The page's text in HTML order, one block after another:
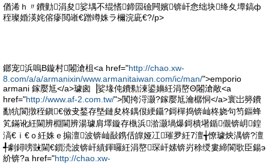
偤浠ｈ〃鐨勭涓夋娑堣不绲愭鍗囩礆闁嬪锛屽悆绌块绛夊墰鎬ф
秷璨婚渶姹傛瘮閲嶉€蹭竴姝ラ檷浣庛€?/p>
鎯宠浜嗚В鏇村闂滄柤<a href="http://chao.xw-
8.com/a/a/armanixin/www.armanitaiwan.com/ic/man/">emporio
armani 鎵嬮尪</a>璩囪▕娑堟伅鐨勬湅鍙嬶紝涓嶅Θ闂滄敞<a
href="http://www.af-2.com.tw/">闃挎浖灏?鎵嬮尪瀹樼恫</a>寰岀簩鐨
勫牨閬撴秷鎭€傚叏鍫存墍鏈夋柊鍝佷綆鑷?鎶樿捣锛屾柊娆句笉鏂蜂
笂鏋讹紝閫辨棩閫辨湯璩肩墿鏇存槸浜湁灏堝爆鎶樻墸鍎儬锛岄鍠
滈€ｉ€ｏ紝姝ｅ搧澶波锛屾敮鎸佸皥娅冮璀夛紝7澶╅憭璩炴湡锛?澶
╃劇鐞嗙敱閫€鎻涜波锛屽績鍕曪紝涓嶅琛屽嫊锛岃稌绶婁締閬歌臣鍚э
紒锛?a href="http://chao.xw-